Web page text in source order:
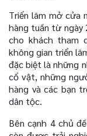
Triển lãm mở cửa
hàng tuần từ
cho khách tham
không gian triển
đặc biệt là những
cổ vật, những
hàng và các bạn
dân tộc.
Bên cạnh 4 chủ